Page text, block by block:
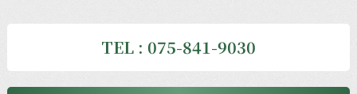
TEL : 075-841-9030